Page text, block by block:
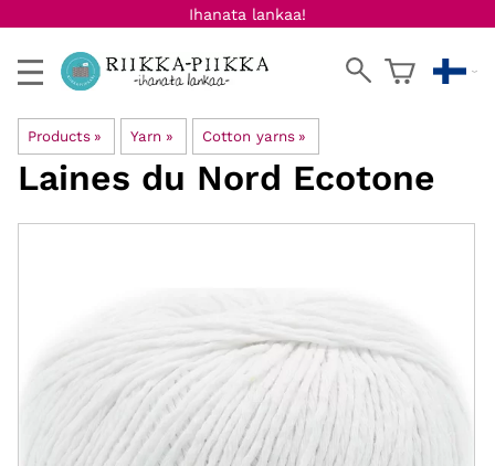
Ihanata lankaa!
Products ‪» Yarn ‪» Cotton yarns ‪»
Laines du Nord Ecotone